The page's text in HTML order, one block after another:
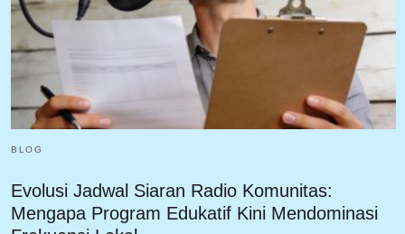
BLOG
Evolusi Jadwal Siaran Radio Komunitas:
Mengapa Program Edukatif Kini Mendominasi